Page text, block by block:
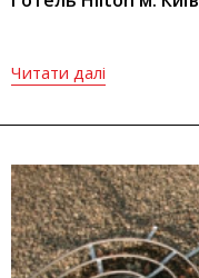
Читати далі